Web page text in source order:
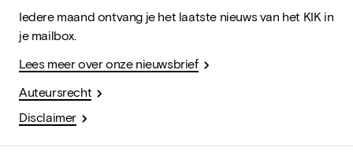
Iedere maand ontvang je het laatste nieuws van het KIK in
je mailbox.
Lees meer over onze nieuwsbrief
Auteursrecht
Disclaimer